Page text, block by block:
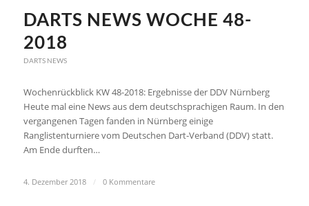
DARTS NEWS WOCHE 48-
2018
DARTS NEWS
Wochenrückblick KW 48-2018: Ergebnisse der DDV Nürnberg
Heute mal eine News aus dem deutschsprachigen Raum. In den
vergangenen Tagen fanden in Nürnberg einige
Ranglistenturniere vom Deutschen Dart-Verband (DDV) statt.
Am Ende durften…
4. Dezember 2018 / 0 Kommentare